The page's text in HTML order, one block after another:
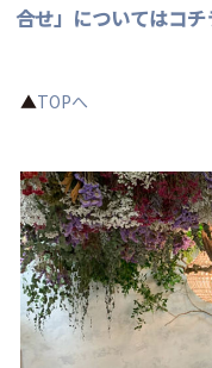
合せ」についてはコチ
▲TOPへ